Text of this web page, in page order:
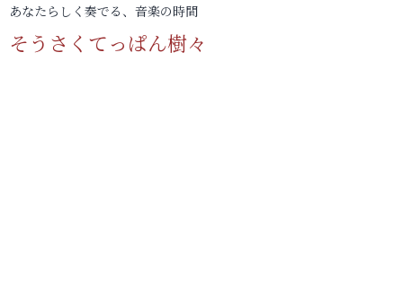
あなたらしく奏でる、音楽の時間
そうさくてっぱん樹々